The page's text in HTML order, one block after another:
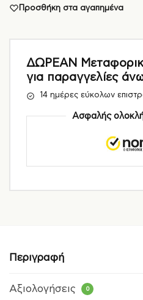
Προσθήκη στα αγαπημένα
ΔΩΡΕΑΝ
για παραγγελίες
14 ημέρες εύκολων
Ασφαλής
Περιγραφή
Αξιολογήσεις 0